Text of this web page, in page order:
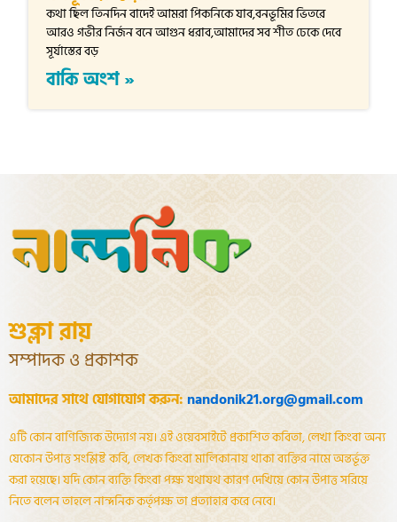
কথা ছিল তিনদিন বাদেই আমরা পিকনিকে যাব,বনভূমির ভিতরে
আরও গভীর নির্জন বনে আগুন ধরাব,আমাদের সব শীত ঢেকে দেবে
সূর্যাস্তের বড়
বাকি অংশ »
শুক্লা রায়
সম্পাদক ও প্রকাশক
আমাদের সাথে যোগাযোগ করুন: nandonik21.org@gmail.com
এটি কোন বাণিজ্যিক উদ্যোগ নয়। এই ওয়েবসাইটে প্রকাশিত কবিতা, লেখা কিংবা অন্য
যেকোন উপাত্ত সংশ্লিষ্ট কবি, লেখক কিংবা মালিকানায় থাকা ব্যক্তির নামে অন্তর্ভূক্ত
করা হয়েছে। যদি কোন ব্যক্তি কিংবা পক্ষ যথাযথ কারণ দেখিয়ে কোন উপাত্ত সরিয়ে
নিতে বলেন তাহলে নান্দনিক কর্তৃপক্ষ তা প্রত্যাহার করে নেবে।